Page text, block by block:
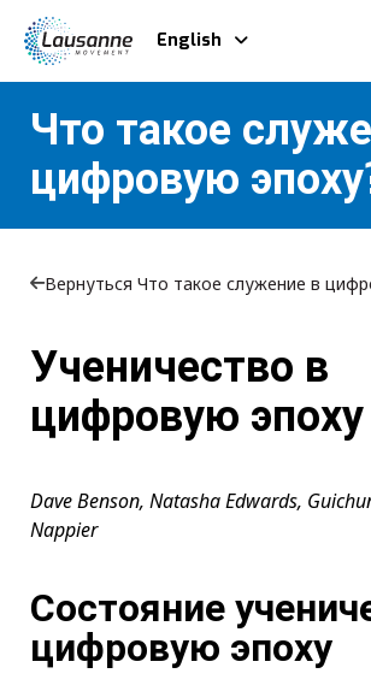
English
Что такое
цифровую
Вернуться Что такое служение в
Ученичество в
цифровую эпоху
Dave Benson, Natasha Edwards,
Nappier
Состояние
цифровую эпоху